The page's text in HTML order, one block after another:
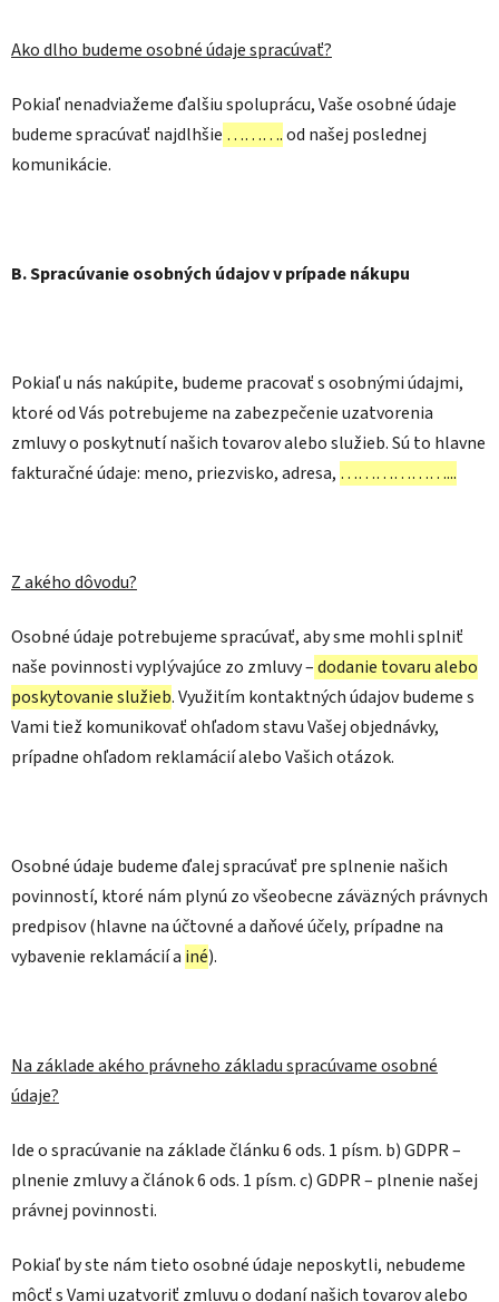
Ako dlho budeme osobné údaje spracúvať?
Pokiaľ nenadviažeme ďalšiu spoluprácu, Vaše osobné údaje
budeme spracúvať najdlhšie ……….od našej poslednej
komunikácie.
B. Spracúvanie osobných údajov v prípade nákupu
Pokiaľ u nás nakúpite, budeme pracovať s osobnými údajmi,
ktoré od Vás potrebujeme na zabezpečenie uzatvorenia
zmluvy o poskytnutí našich tovarov alebo služieb. Sú to hlavne
fakturačné údaje: meno, priezvisko, adresa, ………………...
Z akého dôvodu?
Osobné údaje potrebujeme spracúvať, aby sme mohli splniť
naše povinnosti vyplývajúce zo zmluvy –dodanie tovaru alebo
poskytovanie služieb. Využitím kontaktných údajov budeme s
Vami tiež komunikovať ohľadom stavu Vašej objednávky,
prípadne ohľadom reklamácií alebo Vašich otázok.
Osobné údaje budeme ďalej spracúvať pre splnenie našich
povinností, ktoré nám plynú zo všeobecne záväzných právnych
predpisov (hlavne na účtovné a daňové účely, prípadne na
vybavenie reklamácií a iné).
Na základe akého právneho základu spracúvame osobné
údaje?
Ide o spracúvanie na základe článku 6 ods. 1 písm. b) GDPR –
plnenie zmluvy a článok 6 ods. 1 písm. c) GDPR – plnenie našej
právnej povinnosti.
Pokiaľ by ste nám tieto osobné údaje neposkytli, nebudeme
môcť s Vami uzatvoriť zmluvu o dodaní našich tovarov alebo